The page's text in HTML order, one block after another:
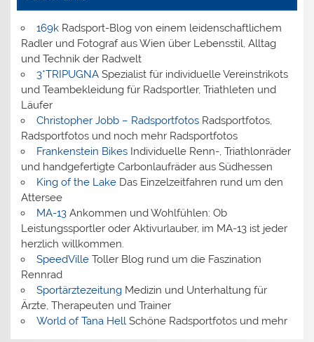
169kRadsport-Blog von einem leidenschaftlichem
Radler und Fotograf aus Wien über Lebensstil, Alltag
und Technik der Radwelt
3*TRIPUGNASpezialist für individuelle Vereinstrikots
und Teambekleidung für Radsportler, Triathleten und
Läufer
Christopher Jobb – RadsportfotosRadsportfotos,
Radsportfotos und noch mehr Radsportfotos
Frankenstein BikesIndividuelle Renn-, Triathlonräder
und handgefertigte Carbonlaufräder aus Südhessen
King of the LakeDas Einzelzeitfahren rund um den
Attersee
MA-13Ankommen und Wohlfühlen: Ob
Leistungssportler oder Aktivurlauber, im MA-13 ist jeder
herzlich willkommen.
SpeedVilleToller Blog rund um die Faszination
Rennrad
SportärztezeitungMedizin und Unterhaltung für
Ärzte, Therapeuten und Trainer
World of Tana HellSchöne Radsportfotos und mehr